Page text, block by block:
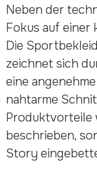
Neben der
Fokus auf einer
Die
zeichnet sich
eine
nahtarme
Produktvorteile
beschrieben,
Story